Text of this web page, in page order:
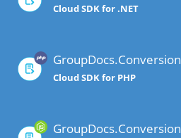
Cloud SDK for .NET
GroupDocs.Conversion
Cloud SDK for PHP
GroupDocs.Conversion